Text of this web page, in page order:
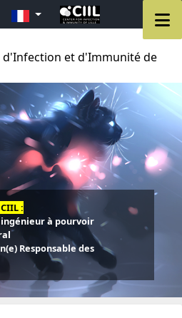
FR
d'Infection et d'Immunité de
:
à pourvoir
Responsable des